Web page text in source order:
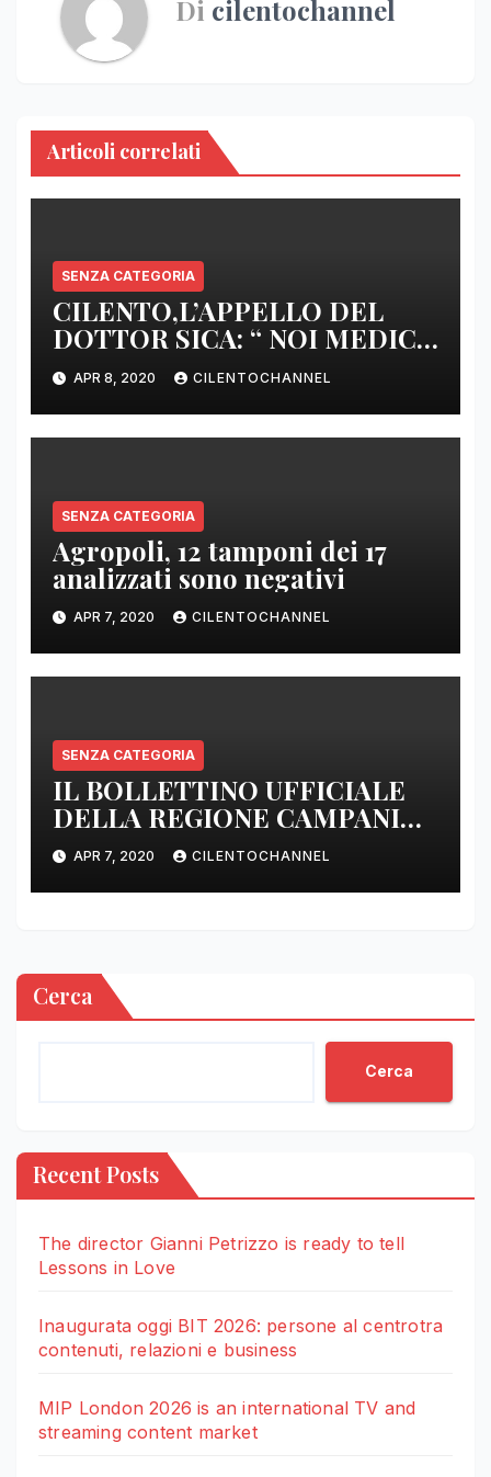
Di cilentochannel
Articoli correlati
SENZA CATEGORIA
CILENTO,L’APPELLO DEL
DOTTOR SICA: “ NOI MEDICI
DI BASE SIAMO SENZA ARMI
E SENZA PRESIDI”
APR 8, 2020 CILENTOCHANNEL
SENZA CATEGORIA
Agropoli, 12 tamponi dei 17
analizzati sono negativi
APR 7, 2020 CILENTOCHANNEL
SENZA CATEGORIA
IL BOLLETTINO UFFICIALE
DELLA REGIONE CAMPANIA
DELLE ORE 22.00
APR 7, 2020 CILENTOCHANNEL
Cerca
Cerca
Recent Posts
The director Gianni Petrizzo is ready to tell
Lessons in Love
Inaugurata oggi BIT 2026: persone al centrotra
contenuti, relazioni e business
MIP London 2026 is an international TV and
streaming content market